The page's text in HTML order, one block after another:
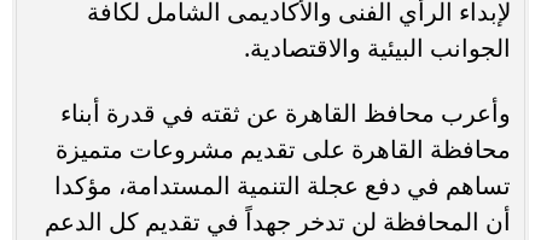
لإبداء الرأي الفنى والأكاديمى الشامل لكافة
الجوانب البيئية والاقتصادية.
وأعرب محافظ القاهرة عن ثقته في قدرة أبناء
محافظة القاهرة على تقديم مشروعات متميزة
تساهم في دفع عجلة التنمية المستدامة، مؤكدا
أن المحافظة لن تدخر جهداً في تقديم كل الدعم